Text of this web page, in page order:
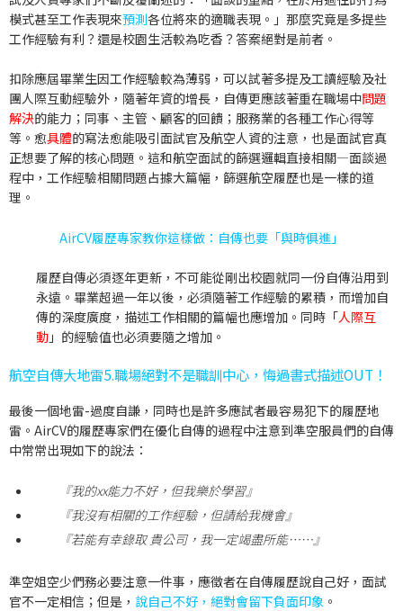
模式甚至工作表現來預測各位將來的適職表現。」 那麼究竟是多提些
工作經驗有利？還是校園生活較為吃香？答案絕對是前者。
扣除應屆畢業生因工作經驗較為薄弱，可以試著多提及工讀經驗及社
團人際互動經驗外，隨著年資的增長，自傳更應該著重在職場中問題
解決的能力 ；同事、主管、顧客的回饋；服務業的各種工作心得等
等。愈具體的寫法愈能吸引面試官及航空人資的注意，也是面試官真
正想要了解的核心問題。這和航空面試的篩選邏輯直接相關—面談過
程中，工作經驗相關問題占據大篇幅，篩選航空履歷也是一樣的道
理。
AirCV履歷專家教你這樣做：自傳也要「與時俱進」
履歷自傳必須逐年更新，不可能從剛出校園就同一份自傳沿用到
永遠。 畢業超過一年以後 ，必須隨著工作經驗的累積，而增加自
傳的深度廣度，描述工作相關的篇幅也應增加。同時「人際互
動 」的經驗值也必須要隨之增加。
航空自傳大地雷5.職場絕對不是職訓中心，悔過書式描述OUT！
最後一個地雷-過度自謙，同時也是許多應試者最容易犯下的履歷地
雷。AirCV的履歷專家們在優化自傳的過程中注意到準空服員們的自傳
中常常出現如下的說法：
『我的xx能力不好，但我樂於學習』
『我沒有相關的工作經驗，但請給我機會』
『若能有幸錄取 貴公司，我一定竭盡所能……』
準空姐空少們務必要注意一件事，應徵者在自傳履歷說自己好，面試
官不一定相信；但是， 說自己不好，絕對會留下負面印象 。